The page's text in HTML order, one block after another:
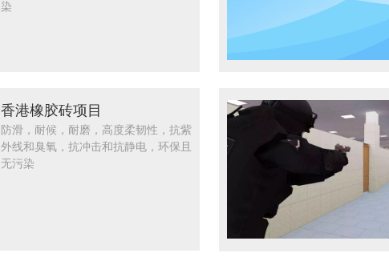
染
香港橡胶砖项目
防滑，耐候，耐磨，高度柔韧性，抗紫
外线和臭氧，抗冲击和抗静电，环保且
无污染